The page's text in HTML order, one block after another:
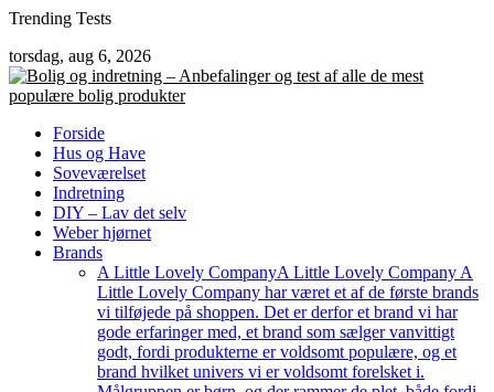
Skip
content
Trending Tests
torsdag, aug 6, 2026
Forside
Hus og Have
Soveværelset
Indretning
DIY – Lav det selv
Weber hjørnet
Brands
A Little Lovely CompanyA Little Lovely Company A
Little Lovely Company har været et af de første brands
vi tilføjede på shoppen. Det er derfor et brand vi har
gode erfaringer med, et brand som sælger vanvittigt
godt, fordi produkterne er voldsomt populære, og et
brand hvilket univers vi er voldsomt forelsket i.